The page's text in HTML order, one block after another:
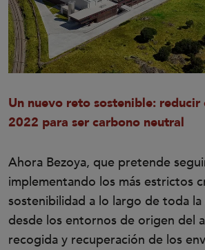
Un nuevo reto sostenible: reducir
2022 para ser carbono neutral
Ahora Bezoya, que pretende
implementando los más estrictos
sostenibilidad a lo largo de toda la
desde los entornos de origen del
recogida y recuperación de los